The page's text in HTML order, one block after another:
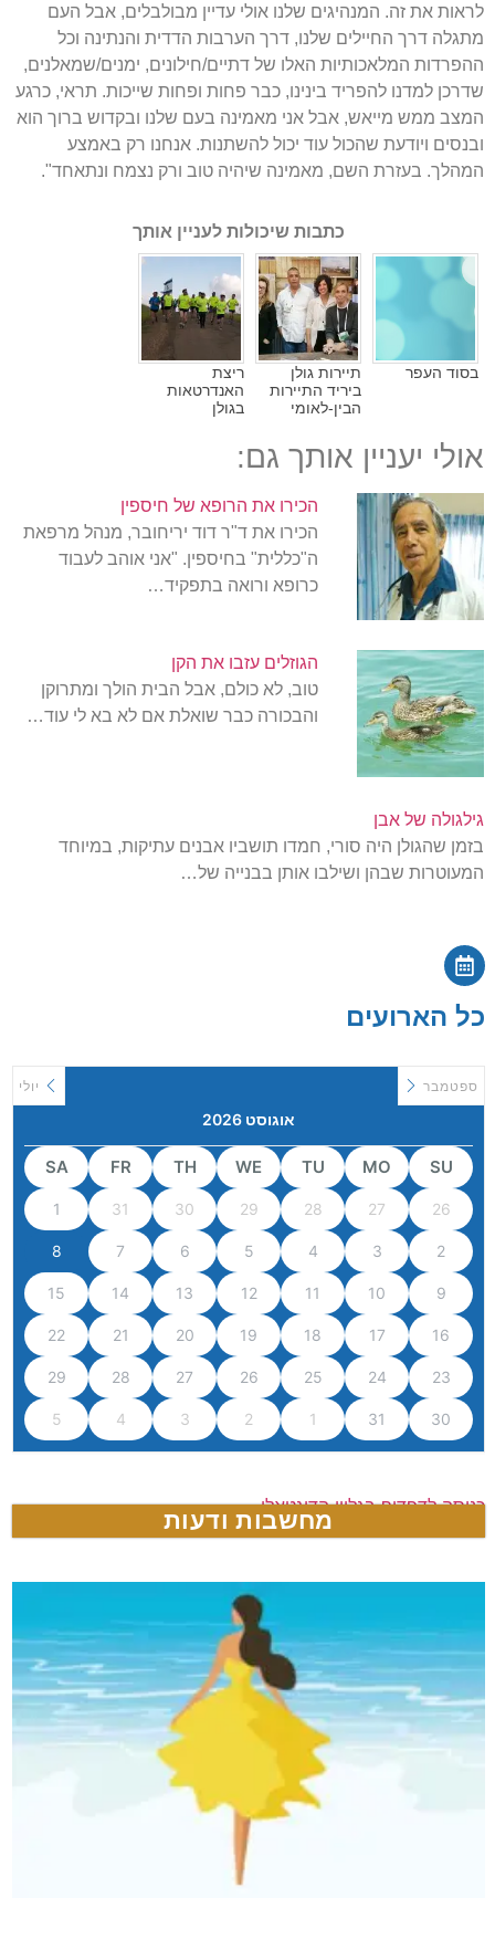
לראות את זה. המנהיגים שלנו אולי עדיין מבולבלים, אבל העם
מתגלה דרך החיילים שלנו, דרך הערבות הדדית והנתינה וכל
ההפרדות המלאכותיות האלו של דתיים/חילונים, ימנים/שמאלנים,
שדרכן למדנו להפריד בינינו, כבר פחות ופחות שייכות. תראי, כרגע
המצב ממש מייאש, אבל אני מאמינה בעם שלנו ובקדוש ברוך הוא
ובנסים ויודעת שהכול עוד יכול להשתנות. אנחנו רק באמצע
המהלך. בעזרת השם, מאמינה שיהיה טוב ורק נצמח ונתאחד".
כתבות שיכולות לעניין אותך
בסוד העפר
תיירות גולן
ביריד התיירות
הבין-לאומי
ריצת
האנדרטאות
בגולן
אולי יעניין אותך גם:
הכירו את הרופא של חיספין
הכירו את ד"ר דוד יריחובר, מנהל מרפאת
ה"כללית" בחיספין. "אני אוהב לעבוד
כרופא ורואה בתפקיד…
הגוזלים עזבו את הקן
טוב, לא כולם, אבל הבית הולך ומתרוקן
והבכורה כבר שואלת אם לא בא לי עוד…
גילגולה של אבן
בזמן שהגולן היה סורי, חמדו תושביו אבנים עתיקות, במיוחד
המעוטרות שבהן ושילבו אותן בבנייה של…
כל הארועים
יולי
אוגוסט 2026
ספטמבר
SU
MO
TU
WE
TH
FR
SA
26
27
28
29
30
31
1
2
3
4
5
6
7
8
9
10
11
12
13
14
15
16
17
18
19
20
21
22
23
24
25
26
27
28
29
30
31
1
2
3
4
5
כניסה לדפדוף בגליון הדיגטאלי
מחשבות ודעות